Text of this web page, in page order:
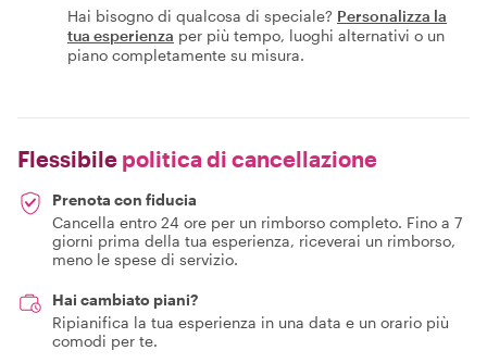
Hai bisogno di qualcosa di speciale? Personalizza la
tua esperienza per più tempo, luoghi alternativi o un
piano completamente su misura.
Flessibile politica di cancellazione
Prenota con fiducia
Cancella entro 24 ore per un rimborso completo. Fino a 7
giorni prima della tua esperienza, riceverai un rimborso,
meno le spese di servizio.
Hai cambiato piani?
Ripianifica la tua esperienza in una data e un orario più
comodi per te.